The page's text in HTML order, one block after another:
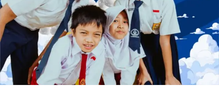
OUR PROGRAM
REGISTRATION